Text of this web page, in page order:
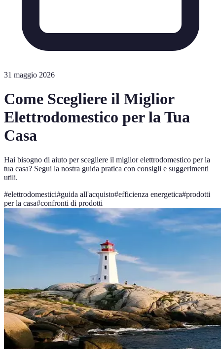
31 maggio 2026
Come Scegliere il Miglior
Elettrodomestico per la Tua
Casa
Hai bisogno di aiuto per scegliere il miglior elettrodomestico per la
tua casa? Segui la nostra guida pratica con consigli e suggerimenti
utili.
#elettrodomestici#guida all'acquisto#efficienza energetica#prodotti
per la casa#confronti di prodotti